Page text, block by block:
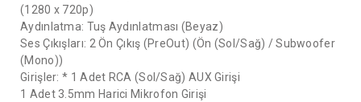
(1280 x 720p)
Aydınlatma: Tuş Aydınlatması (Beyaz)
Ses Çıkışları: 2 Ön Çıkış (PreOut) (Ön (Sol/Sağ) / Subwoofer
(Mono))
Girişler: * 1 Adet RCA (Sol/Sağ) AUX Girişi
1 Adet 3.5mm Harici Mikrofon Girişi